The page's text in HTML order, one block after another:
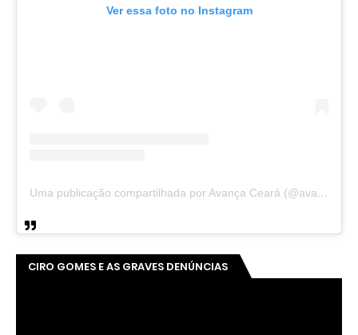
Ver essa foto no Instagram
Uma publicação compartilhada por Avança Ceará (@avancaceara)
CIRO GOMES E AS GRAVES DENÚNCIAS